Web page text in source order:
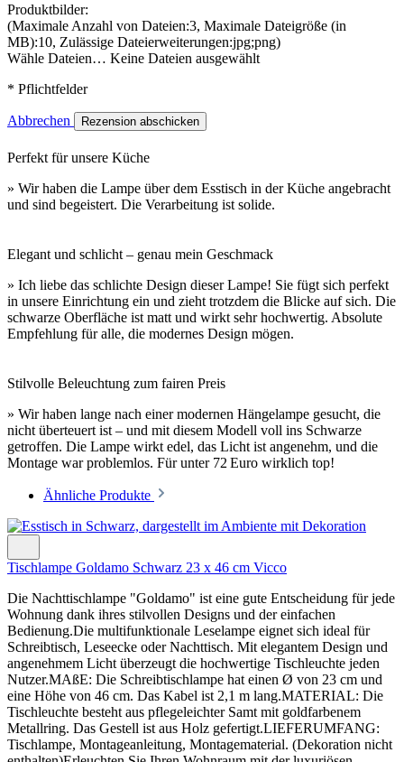
Produktbilder:
(Maximale Anzahl von Dateien:3, Maximale Dateigröße (in
MB):10, Zulässige Dateierweiterungen:jpg;png)
Wähle Dateien… Keine Dateien ausgewählt
* Pflichtfelder
Abbrechen Rezension abschicken
Perfekt für unsere Küche
» Wir haben die Lampe über dem Esstisch in der Küche angebracht
und sind begeistert. Die Verarbeitung ist solide.
Elegant und schlicht – genau mein Geschmack
» Ich liebe das schlichte Design dieser Lampe! Sie fügt sich perfekt
in unsere Einrichtung ein und zieht trotzdem die Blicke auf sich. Die
schwarze Oberfläche ist matt und wirkt sehr hochwertig. Absolute
Empfehlung für alle, die modernes Design mögen.
Stilvolle Beleuchtung zum fairen Preis
» Wir haben lange nach einer modernen Hängelampe gesucht, die
nicht überteuert ist – und mit diesem Modell voll ins Schwarze
getroffen. Die Lampe wirkt edel, das Licht ist angenehm, und die
Montage war problemlos. Für unter 72 Euro wirklich top!
Ähnliche Produkte
Tischlampe Goldamo Schwarz 23 x 46 cm Vicco
Die Nachttischlampe "Goldamo" ist eine gute Entscheidung für jede
Wohnung dank ihres stilvollen Designs und der einfachen
Bedienung.Die multifunktionale Leselampe eignet sich ideal für
Schreibtisch, Leseecke oder Nachttisch. Mit elegantem Design und
angenehmem Licht überzeugt die hochwertige Tischleuchte jeden
Nutzer.MAßE: Die Schreibtischlampe hat einen Ø von 23 cm und
eine Höhe von 46 cm. Das Kabel ist 2,1 m lang.MATERIAL: Die
Tischleuchte besteht aus pflegeleichter Samt mit goldfarbenem
Metallring. Das Gestell ist aus Holz gefertigt.LIEFERUMFANG:
Tischlampe, Montageanleitung, Montagematerial. (Dekoration nicht